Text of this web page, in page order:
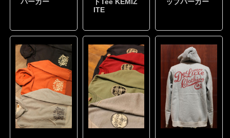
パーカー
トTee KEMIZ
ITE
ップパーカー